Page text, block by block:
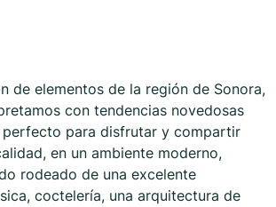
de elementos de la región de Sonora,
con tendencias novedosas
perfecto para disfrutar y compartir
en un ambiente moderno,
rodeado de una excelente
coctelería, una arquitectura de